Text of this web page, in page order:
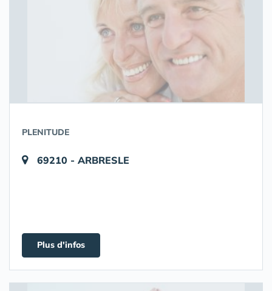
PLENITUDE
69210 - ARBRESLE
Plus d'infos